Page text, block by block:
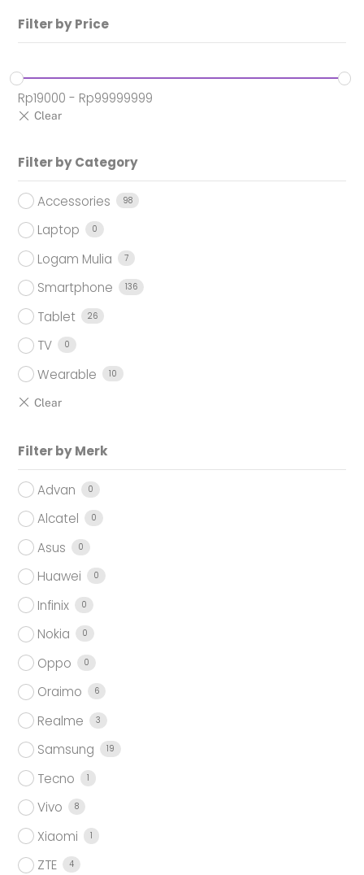
Filter by Price
Rp19000 - Rp99999999
Filter by Category
Accessories 98
Laptop 0
Logam Mulia 7
Smartphone 136
Tablet 26
TV 0
Wearable 10
Filter by Merk
Advan 0
Alcatel 0
Asus 0
Huawei 0
Infinix 0
Nokia 0
Oppo 0
Oraimo 6
Realme 3
Samsung 19
Tecno 1
Vivo 8
Xiaomi 1
ZTE 4